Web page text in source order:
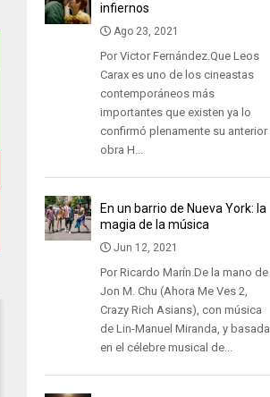
infiernos
Ago 23, 2021
Por Victor Fernández.Que Leos
Carax es uno de los cineastas
contemporáneos más
importantes que existen ya lo
confirmó plenamente su anterior
obra H...
En un barrio de Nueva York: la
magia de la música
Jun 12, 2021
Por Ricardo Marín.De la mano de
Jon M. Chu (Ahora Me Ves 2,
Crazy Rich Asians), con música
de Lin-Manuel Miranda, y basada
en el célebre musical de...